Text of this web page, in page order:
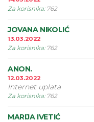
Za korisnika: 762
JOVANA NIKOLIĆ
13.03.2022
Za korisnika: 762
ANON.
12.03.2022
Internet uplata
Za korisnika: 762
MARIJA IVETIĆ